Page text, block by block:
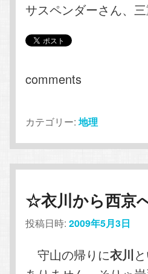
サスペンダーさん、
comments
カテゴリー: 地理
☆衣川から西京
投稿日時:2009年5月3日
守山の帰りに衣川